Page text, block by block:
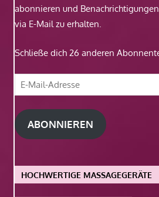
abonnieren und
via E-Mail zu erhalten.
Schließe dich 26 anderen
E-
Mail-
Adresse
ABONNIEREN
HOCHWERTIGE MASSAGEGERÄTE